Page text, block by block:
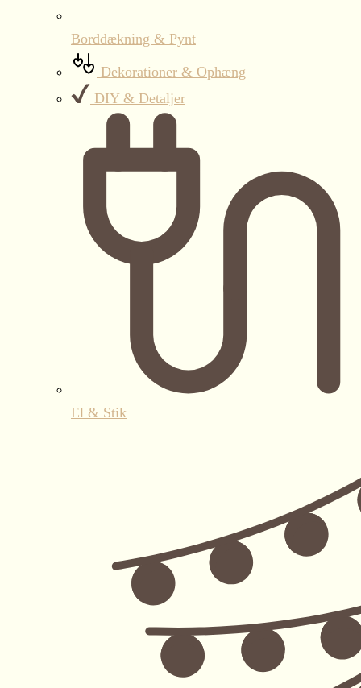
Borddækning & Pynt
Dekorationer & Ophæng
DIY & Detaljer
El & Stik